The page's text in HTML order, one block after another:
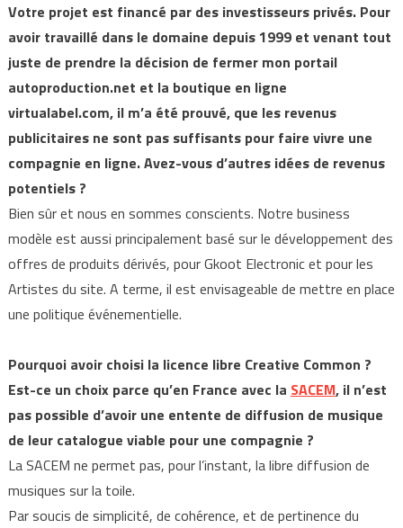
Votre projet est financé par des investisseurs privés. Pour
avoir travaillé dans le domaine depuis 1999 et venant tout
juste de prendre la décision de fermer mon portail
autoproduction.net et la boutique en ligne
virtualabel.com, il m’a été prouvé, que les revenus
publicitaires ne sont pas suffisants pour faire vivre une
compagnie en ligne. Avez-vous d’autres idées de revenus
potentiels ?
Bien sûr et nous en sommes conscients. Notre business
modèle est aussi principalement basé sur le développement des
offres de produits dérivés, pour Gkoot Electronic et pour les
Artistes du site. A terme, il est envisageable de mettre en place
une politique événementielle.
Pourquoi avoir choisi la licence libre Creative Common ?
Est-ce un choix parce qu’en France avec la SACEM, il n’est
pas possible d’avoir une entente de diffusion de musique
de leur catalogue viable pour une compagnie ?
La SACEM ne permet pas, pour l’instant, la libre diffusion de
musiques sur la toile.
Par soucis de simplicité, de cohérence, et de pertinence du